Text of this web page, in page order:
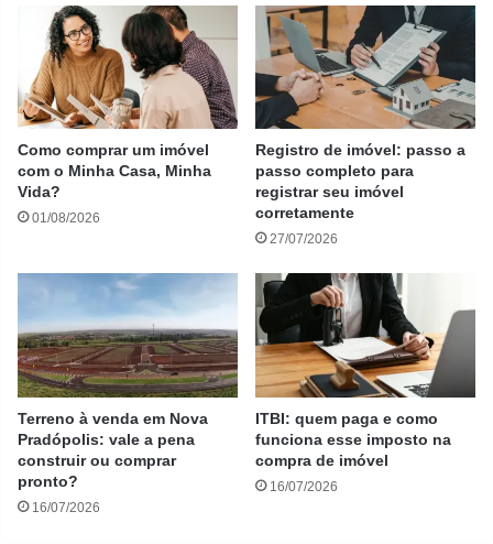
Como comprar um imóvel
com o Minha Casa, Minha
Vida?
01/08/2026
Registro de imóvel: passo a
passo completo para
registrar seu imóvel
corretamente
27/07/2026
Terreno à venda em Nova
Pradópolis: vale a pena
construir ou comprar
pronto?
16/07/2026
ITBI: quem paga e como
funciona esse imposto na
compra de imóvel
16/07/2026